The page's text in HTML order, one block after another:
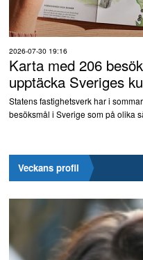
2026-07-30 19:16
Karta med 206
upptäcka Sveriges
Statens fastighetsverk har i
besöksmål i Sverige som på olika
Veckans profil